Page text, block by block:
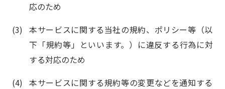
応のため
本サービスに関する当社の規約、ポリシー等（以
下「規約等」といいます。）に違反する行為に対
する対応のため
本サービスに関する規約等の変更などを通知する